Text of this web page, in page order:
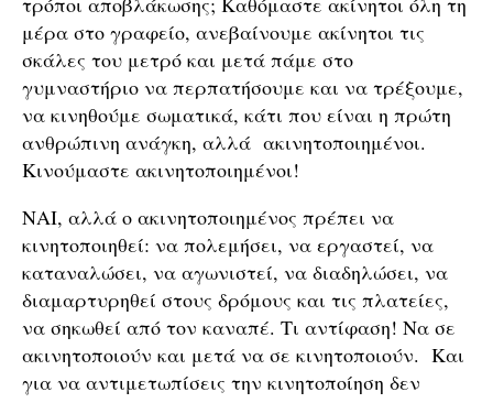
μέρα στο γραφείο, ανεβαίνουμε ακίνητοι τις
σκάλες του μετρό και μετά πάμε στο
γυμναστήριο να περπατήσουμε και να τρέξουμε,
να κινηθούμε σωματικά, κάτι που είναι η πρώτη
ανθρώπινη ανάγκη, αλλά ακινητοποιημένοι.
Κινούμαστε ακινητοποιημένοι!
ΝΑΙ, αλλά ο ακινητοποιημένος πρέπει να
κινητοποιηθεί: να πολεμήσει, να εργαστεί, να
καταναλώσει, να αγωνιστεί, να διαδηλώσει, να
διαμαρτυρηθεί στους δρόμους και τις πλατείες,
να σηκωθεί από τον καναπέ. Τι αντίφαση! Να σε
ακινητοποιούν και μετά να σε κινητοποιούν. Και
για να αντιμετωπίσεις την κινητοποίηση δεν